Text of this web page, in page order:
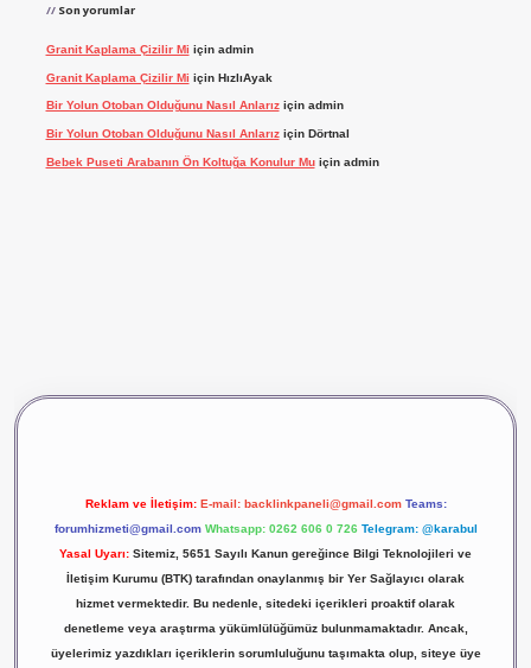
Son yorumlar
Granit Kaplama Çizilir Mi için admin
Granit Kaplama Çizilir Mi için HızlıAyak
Bir Yolun Otoban Olduğunu Nasıl Anlarıziçin admin
Bir Yolun Otoban Olduğunu Nasıl Anlarıziçin Dörtnal
Bebek Puseti Arabanın Ön Koltuğa Konulur Muiçin admin
Reklam ve İletişim: E-mail: backlinkpaneli@gmail.com Teams:
forumhizmeti@gmail.com Whatsapp: 0262 606 0 726 Telegram: @karabul
Yasal Uyarı: Sitemiz, 5651 Sayılı Kanun gereğince Bilgi Teknolojileri ve
İletişim Kurumu (BTK) tarafından onaylanmış bir Yer Sağlayıcı olarak
hizmet vermektedir. Bu nedenle, sitedeki içerikleri proaktif olarak
denetleme veya araştırma yükümlülüğümüz bulunmamaktadır. Ancak,
üyelerimiz yazdıkları içeriklerin sorumluluğunu taşımakta olup, siteye üye